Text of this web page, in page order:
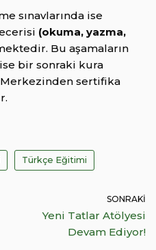
sınavlarında ise
(okuma, yazma,
Bu aşamaların
bir sonraki kura
sertifika
Türkçe Eğitimi
SONRAKI
Yeni Tatlar Atölyesi
Devam Ediyor!